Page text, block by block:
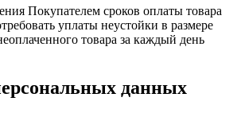
Покупателем сроков оплаты товара
уплаты неустойки в размере
товара за каждый день
данных